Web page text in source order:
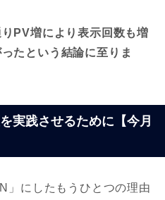
PV増により表示回数も増
たという結論に至りま
実践させるために【今月
」にしたもうひとつの理由